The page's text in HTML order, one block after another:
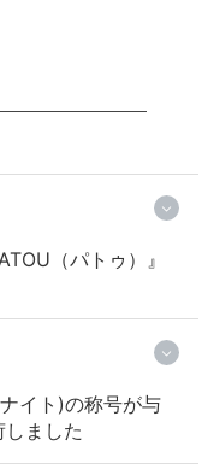
（パトゥ）』
イト)の称号が与
ました